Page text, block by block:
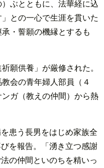
ぶとともに、法華経に込
との一心で生涯を貫いた
・誓願の機縁とするも
願供養」が厳修された。
会の青年婦人部員（４
ガ（教えの仲間）から熱
患う長男をはじめ家族全
を報告。「湧き立つ感謝
の仲間といのちを精いっ